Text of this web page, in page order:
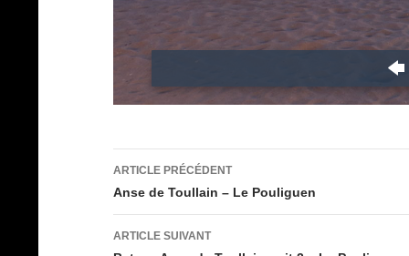
Navigation
des
articles
ARTICLE PRÉCÉDENT
Anse de Toullain – Le Pouliguen
ARTICLE SUIVANT